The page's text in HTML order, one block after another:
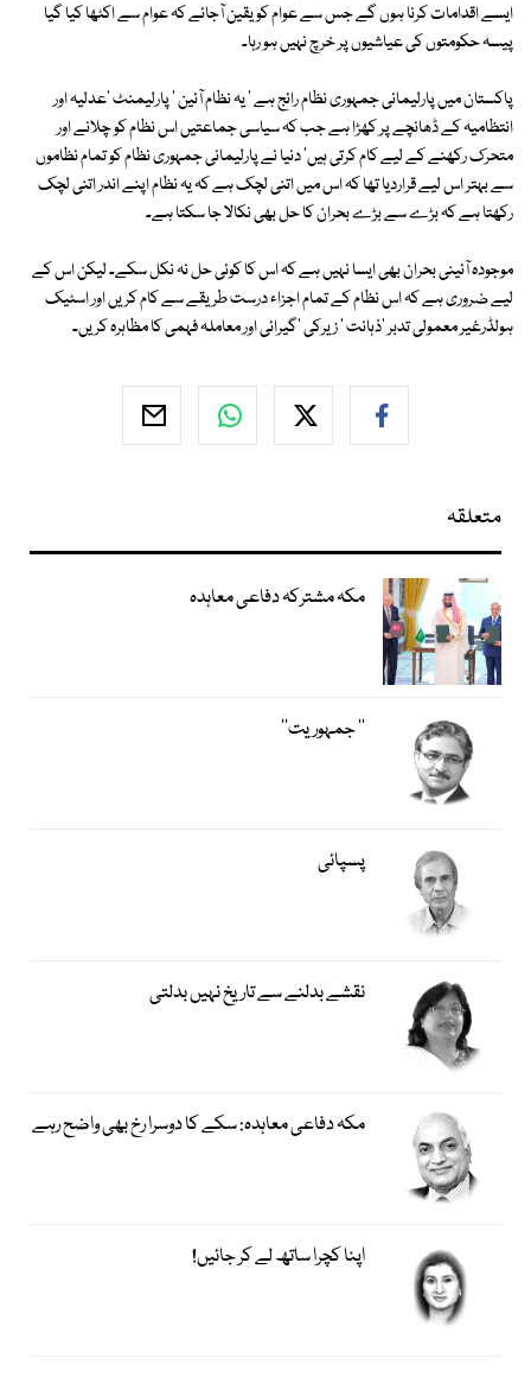
ایسے اقدامات کرنا ہوں گے جس سے عوام کو یقین آجائے کہ عوام سے اکٹھا کیا گیا
پیسہ حکومتوں کی عیاشیوں پر خرچ نہیں ہو رہا۔
پاکستان میں پارلیمانی جمہوری نظام رائج ہے ' یہ نظام آئین ' پارلیمنٹ 'عدلیہ اور
انتظامیہ کے ڈھانچے پر کھڑا ہے جب کہ سیاسی جماعتیں اس نظام کو چلانے اور
متحرک رکھنے کے لیے کام کرتی ہیں' دنیا نے پارلیمانی جمہوری نظام کو تمام نظاموں
سے بہتر اس لیے قراردیا تھا کہ اس میں اتنی لچک ہے کہ یہ نظام اپنے اندر اتنی لچک
رکھتا ہے کہ بڑے سے بڑے بحران کا حل بھی نکالا جا سکتا ہے۔
موجودہ آئینی بحران بھی ایسا نہیں ہے کہ اس کا کوئی حل نہ نکل سکے۔ لیکن اس کے
لیے ضروری ہے کہ اس نظام کے تمام اجزاء درست طریقے سے کام کریں اور اسٹیک
ہولڈرغیر معمولی تدبر 'ذہانت ' زیرکی 'گیرائی اور معاملہ فہمی کا مظاہرہ کریں۔
متعلقہ
مکہ مشترکہ دفاعی معاہدہ
’’ جمہوریت‘‘
پسپائی
نقشے بدلنے سے تاریخ نہیں بدلتی
مکہ دفاعی معاہدہ: سکے کا دوسرا رخ بھی واضح رہے
اپنا کچرا ساتھ لے کر جائیں!